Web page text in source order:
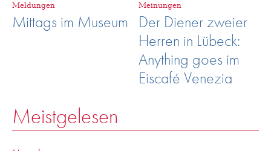
Meldungen
Mittags im Museum
Meinungen
Der Diener zweier
Herren in Lübeck:
Anything goes im
Eiscafé Venezia
Meistgelesen